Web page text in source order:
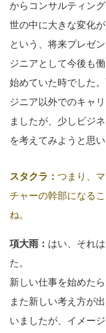
からコンサルティン
世の中に大きな変化
という、将来プレゼ
ジニアとして今後も
始めていた時でした
ジニア以外でのキャ
ましたが、少しビジ
を考えてみようと思
スタクラ： つまり、
チャーの幹部になる
ね。
項大雨： はい、それ
た。
新しい仕事を始めた
また新しい考え方が
いましたが、イメー